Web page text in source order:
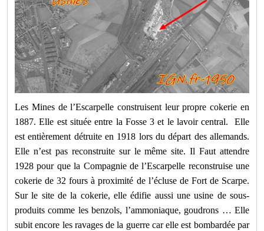
Les Mines de l’Escarpelle construisent leur propre cokerie en
1887. Elle est située entre la Fosse 3 et le lavoir central. Elle
est entièrement détruite en 1918 lors du départ des allemands.
Elle n’est pas reconstruite sur le même site. Il Faut attendre
1928 pour que la Compagnie de l’Escarpelle reconstruise une
cokerie de 32 fours à proximité de l’écluse de Fort de Scarpe.
Sur le site de la cokerie, elle édifie aussi une usine de sous-
produits comme les benzols, l’ammoniaque, goudrons … Elle
subit encore les ravages de la guerre car elle est bombardée par